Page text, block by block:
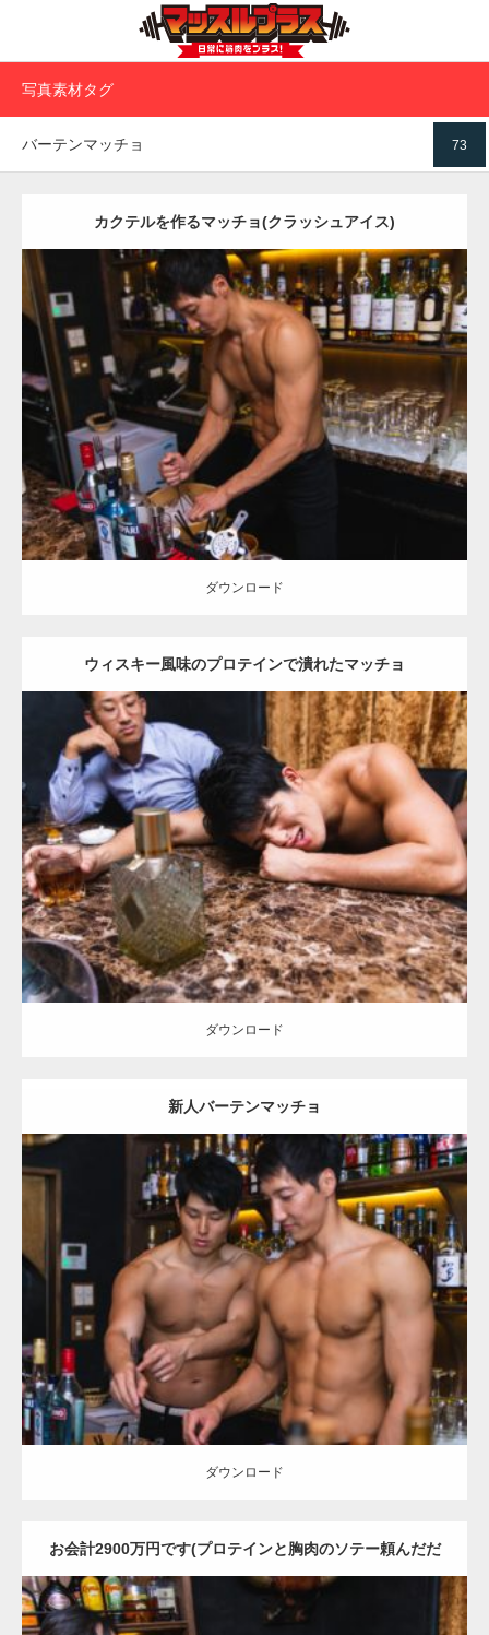
写真素材タグ
73
バーテンマッチョ
カクテルを作るマッチョ(クラッシュアイス)
Update:2021.07.1
Category:バーのマッチョ オレンジの人 AKIHITO(細マッチョ) 肩
ダウンロード
ダウンロード
ウィスキー風味のプロテインで潰れたマッチョ
Update: 2023.09.6
Category: バーのマッチョ オレンジの人 外資系筋肉
ダウンロード
ダウンロード
新人バーテンマッチョ
Update:2021.07.8
Category:バーのマッチョ
ダウンロード
ダウンロード
お会計2900万円です(プロテインと胸肉のソテー頼んだだ